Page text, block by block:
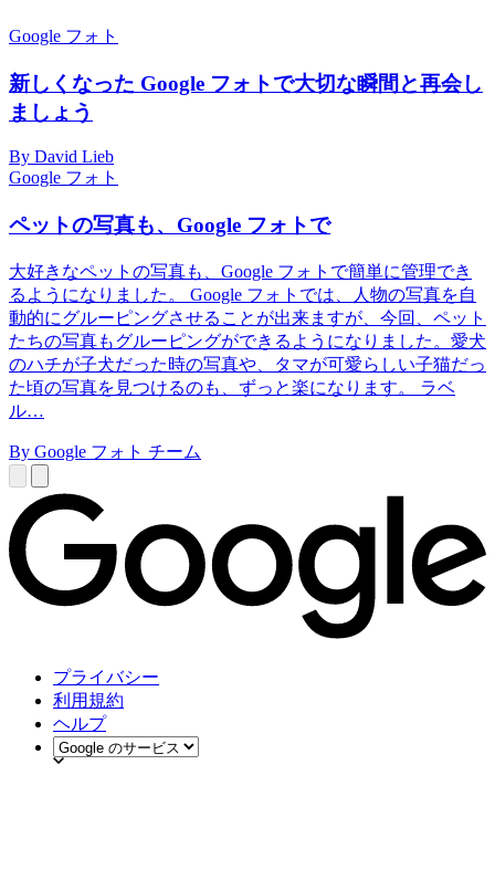
Google フォト
新しくなった Google フォトで大切な瞬間と再会し
ましょう
By David Lieb
Google フォト
ペットの写真も、Google フォトで
大好きなペットの写真も、Google フォトで簡単に管理でき
るようになりました。 Google フォトでは、人物の写真を自
動的にグルーピングさせることが出来ますが、今回、ペット
たちの写真もグルーピングができるようになりました。愛犬
のハチが子犬だった時の写真や、タマが可愛らしい子猫だっ
た頃の写真を見つけるのも、ずっと楽になります。 ラベ
ル…
By Google フォト チーム
プライバシー
利用規約
ヘルプ